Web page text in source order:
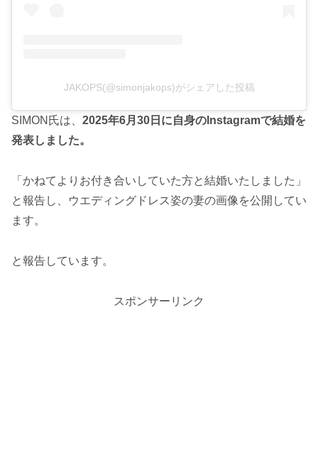
JAKOPS(@simonjakops)がシェアした投稿
SIMON氏は、 2025年6月30日に自身のInstagramで結婚を
発表しました。
「かねてよりお付き合いしていた方と結婚いたしました」
と報告し、ウエディングドレス姿の妻の画像を公開してい
ます。
と報告しています。
スポンサーリンク